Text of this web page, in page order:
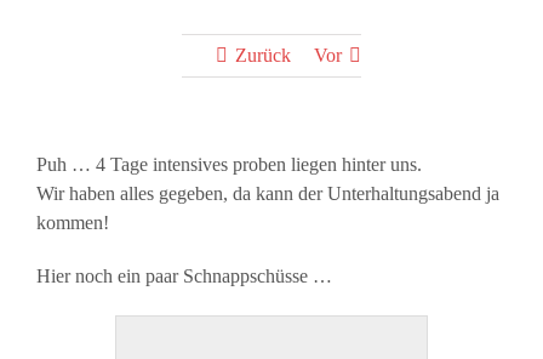
Zurück Vor
Puh … 4 Tage intensives proben liegen hinter uns.
Wir haben alles gegeben, da kann der Unterhaltungsabend ja
kommen!
Hier noch ein paar Schnappschüsse …